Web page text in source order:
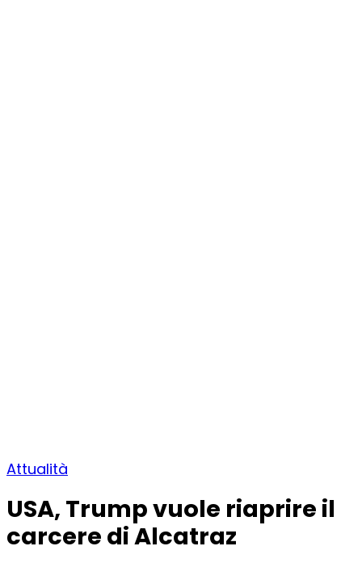
Attualità
USA, Trump vuole riaprire il
carcere di Alcatraz